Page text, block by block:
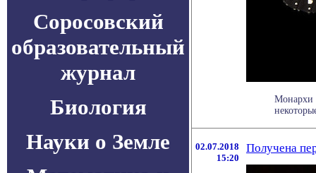
Соросовский
образовательный
журнал
Биология
Науки о Земле
Монархи
02.07.2018
15:20
Получена